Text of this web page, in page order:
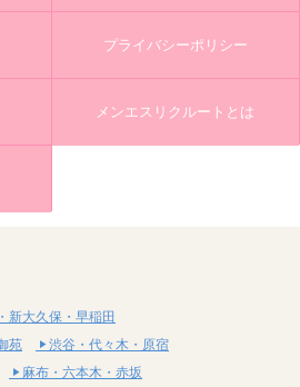
プライバシーポリシー
メンエスリクルートとは
新大久保・早稲田
苑
渋谷・代々木・原宿
麻布・六本木・赤坂